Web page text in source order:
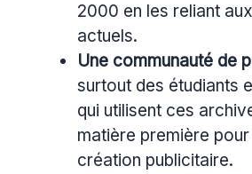
2000 en les reliant
actuels.
Une communauté de
surtout des étudiants
qui utilisent ces
matière première
création publicitaire.